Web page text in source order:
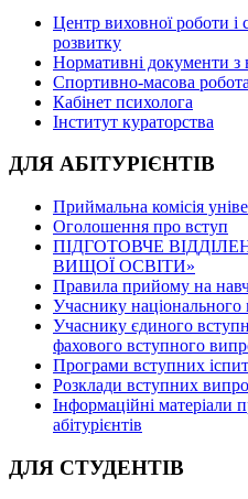
Центр виховної роботи і
розвитку
Нормативні документи з
Спортивно-масова робота
Кабінет психолога
Інститут кураторства
ДЛЯ АБІТУРІЄНТІВ
Приймальна комісія
Оголошення про вступ
ПІДГОТОВЧЕ
ВИЩОЇ ОСВІТИ»
Правила прийому на
Учаснику національного
Учаснику єдиного
фахового вступного
Програми вступних
Розклади вступних
Інформаційні матеріали
абітурієнтів
ДЛЯ СТУДЕНТІВ